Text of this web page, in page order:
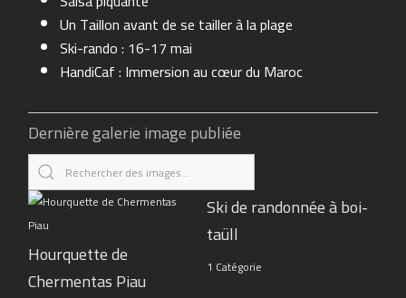
Un Taillon avant de se tailler à la plage
Ski-rando : 16-17 mai
HandiCaf : Immersion au cœur du Maroc
Dernière galerie image publiée
Hourquette de
Chermentas Piau
Ski de randonnée à boi-
taüll
1 Catégorie